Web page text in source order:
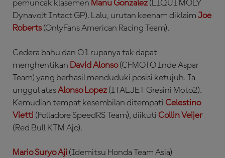
pemuncak klasemen Manu Gonzalez (LIQUI MOLY
Dynavolt Intact GP). Lalu, urutan keenam diklaim Joe
Roberts(OnlyFans American Racing Team).
Cedera bahu dan Q1 rupanya tak dapat
menghentikan David Alonso(CFMOTO Inde Aspar
Team) yang berhasil menduduki posisi ketujuh. Ia
unggul atasAlonso Lopez (ITALJET Gresini Moto2).
Kemudian tempat kesembilan ditempati Celestino
Vietti (Folladore SpeedRS Team), diikuti Collin Veijer
(Red Bull KTM Ajo).
Mario Suryo Aji (Idemitsu Honda Team Asia)